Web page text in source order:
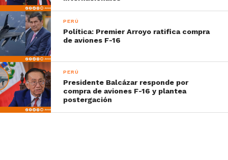
PERÚ
Política: Premier Arroyo ratifica compra
de aviones F-16
PERÚ
Presidente Balcázar responde por
compra de aviones F-16 y plantea
postergación